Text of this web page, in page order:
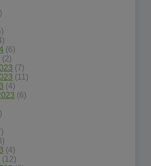
(6)
(2)
(7)
(11)
(4)
(6)
(4)
(12)